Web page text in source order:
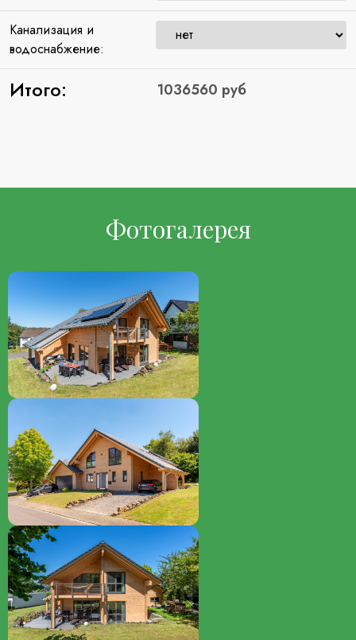
Канализация и
водоснабжение:
Итого:
Фотогалерея